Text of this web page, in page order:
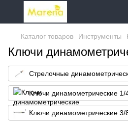
Каталог товаров Инструменты
Ключи
Стрелочные
Ключи динамометрические 1/
Ключи динамометрические 3/